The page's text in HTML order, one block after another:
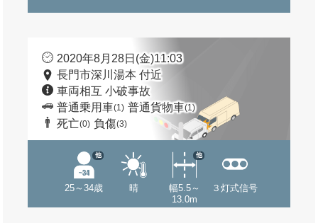
2020年8月28日(金)11:03
長門市深川湯本 付近
車両相互 小破事故
普通乗用車(1) 普通貨物車(1)
死亡(0) 負傷(3)
25～34歳
他
晴
幅5.5～
13.0m
他
３灯式信号